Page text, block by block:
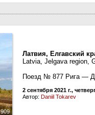
909
Латвия, Елгавский
Latvia, Jelgava region,
Поезд № 877 Рига —
2 сентября 2021 г.,
Автор: Daniil Tokarev